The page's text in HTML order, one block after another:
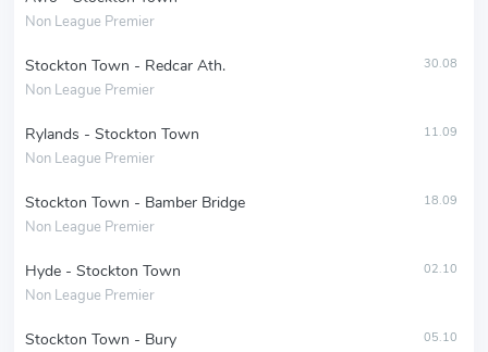
Non League Premier
Stockton Town - Redcar Ath.
Non League Premier
30.08
Rylands - Stockton Town
Non League Premier
11.09
Stockton Town - Bamber Bridge
Non League Premier
18.09
Hyde - Stockton Town
Non League Premier
02.10
Stockton Town - Bury 05.10